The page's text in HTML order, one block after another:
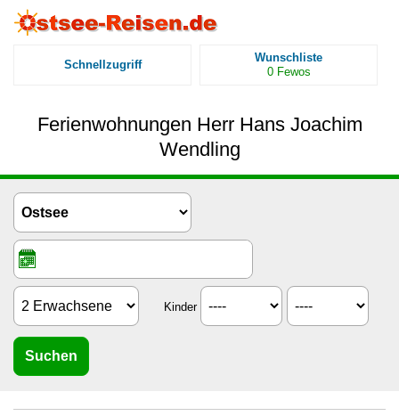
Schnellzugriff
Wunschliste
0 Fewos
Ferienwohnungen Herr Hans Joachim
Wendling
Kinder